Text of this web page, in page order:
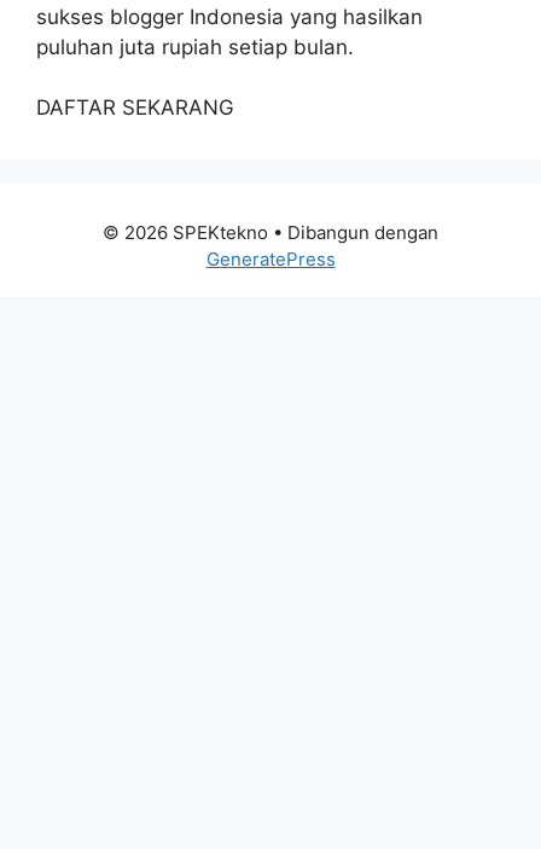
sukses blogger Indonesia yang hasilkan
puluhan juta rupiah setiap bulan.
DAFTAR SEKARANG
© 2026 SPEKtekno • Dibangun dengan
GeneratePress